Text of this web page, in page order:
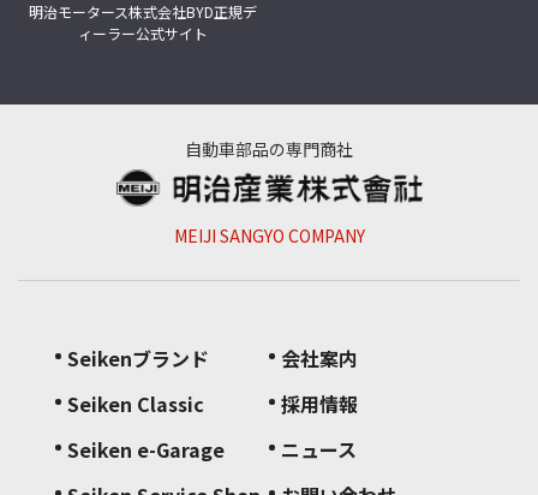
明治モータース株式会社BYD正規デ
ィーラー公式サイト
自動車部品の専門商社
MEIJI SANGYO COMPANY
Seikenブランド
Seiken Classic
Seiken e-Garage
会社案内
採用情報
ニュース